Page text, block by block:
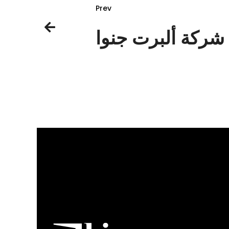
Prev
شركة ألبرت جنوا